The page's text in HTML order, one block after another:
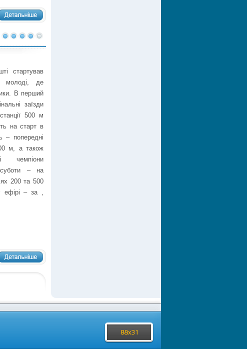
стартував
молоді, де
В перший
заїзди
500 м
на старт в
– попередні
м, а також
чемпіони
суботи – на
200 та 500
ефірі – за ,